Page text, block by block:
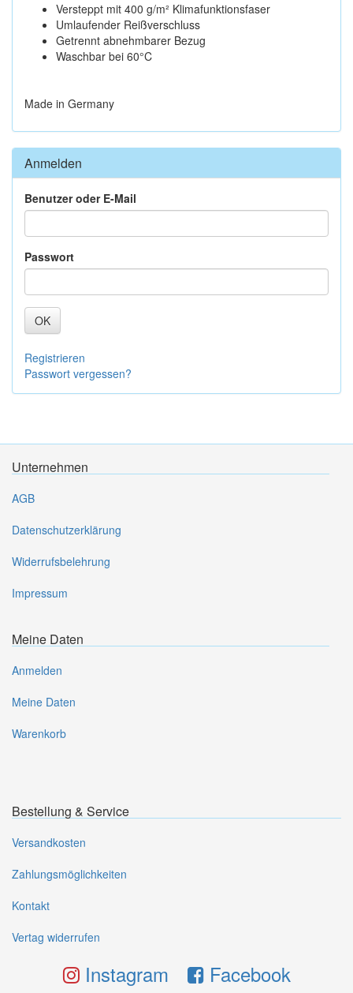
Versteppt mit 400 g/m² Klimafunktionsfaser
Umlaufender Reißverschluss
Getrennt abnehmbarer Bezug
Waschbar bei 60°C
Made in Germany
Anmelden
Benutzer oder E-Mail
Passwort
OK
Registrieren
Passwort vergessen?
Unternehmen
AGB
Datenschutzerklärung
Widerrufsbelehrung
Impressum
Meine Daten
Anmelden
Meine Daten
Warenkorb
Bestellung & Service
Versandkosten
Zahlungsmöglichkeiten
Kontakt
Vertag widerrufen
Instagram Facebook